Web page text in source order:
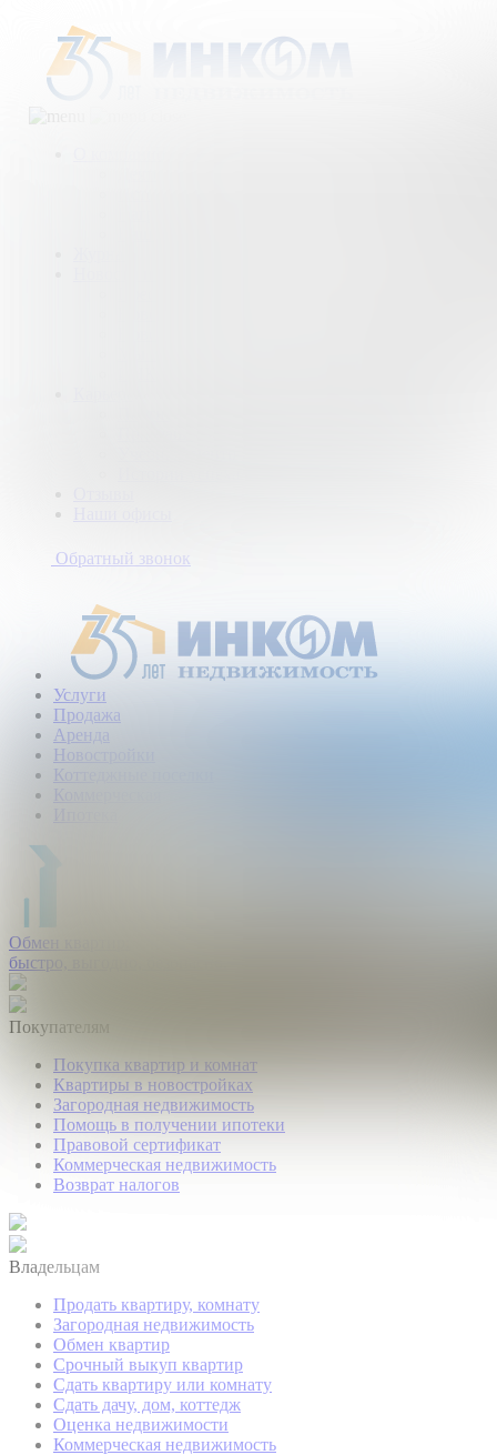
Обратный звонок
Услуги
Продажа
Аренда
Новостройки
Коттеджные поселки
Обмен квартир:
быстро, выгодно, безопасно.
Покупателям
Покупка квартир и комнат
Квартиры в новостройках
Загородная недвижимость
Помощь в получении ипотеки
Правовой сертификат
Коммерческая недвижимость
Возврат налогов
Владельцам
Продать квартиру, комнату
Загородная недвижимость
Обмен квартир
Срочный выкуп квартир
Сдать квартиру или комнату
Сдать дачу, дом, коттедж
Оценка недвижимости
Коммерческая недвижимость